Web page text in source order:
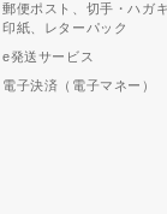
郵便ポスト、切手・ハガ
印紙、レターパック
e発送サービス
電子決済（電子マネー）